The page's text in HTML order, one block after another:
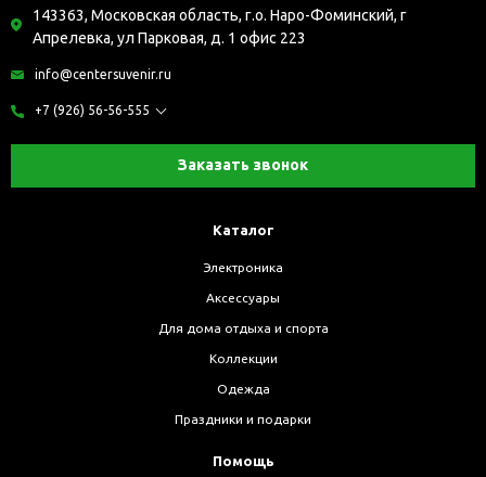
143363, Московская область, г.о. Наро-Фоминский, г
Апрелевка, ул Парковая, д. 1 офис 223
info@centersuvenir.ru
+7 (926) 56-56-555
Заказать звонок
Каталог
Электроника
Аксессуары
Для дома отдыха и спорта
Коллекции
Одежда
Праздники и подарки
Помощь